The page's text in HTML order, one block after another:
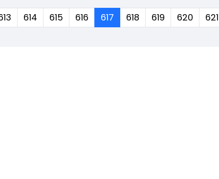
614 615 616 617(corrente)
618 619 620 621